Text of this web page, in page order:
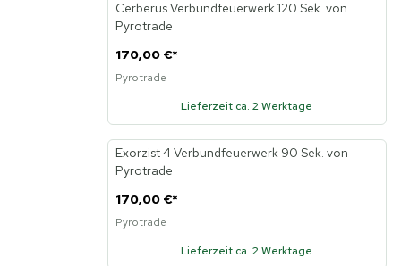
Cerberus Verbundfeuerwerk 120 Sek. von
Pyrotrade
170,00 €*
Pyrotrade
Lieferzeit ca. 2 Werktage
Exorzist 4 Verbundfeuerwerk 90 Sek. von
Pyrotrade
170,00 €*
Pyrotrade
Lieferzeit ca. 2 Werktage